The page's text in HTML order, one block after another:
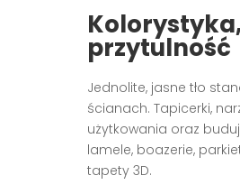
przytulność
Jednolite, jasne tło
ścianach. Tapicerki,
użytkowania oraz
lamele, boazerie,
tapety 3D.